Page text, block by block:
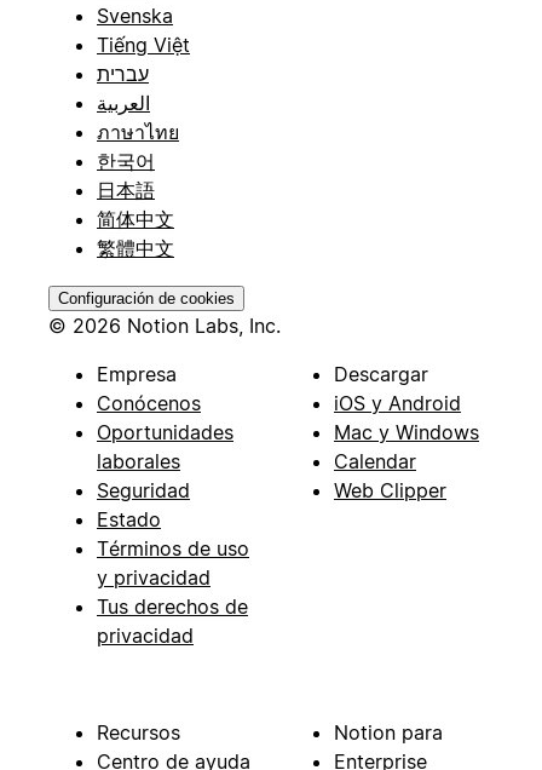
Svenska
Tiếng Việt
עברית
العربية
ภาษาไทย
한국어
日本語
简体中文
繁體中文
Configuración de cookies
© 2026 Notion Labs, Inc.
Empresa
Conócenos
Oportunidades
laborales
Seguridad
Estado
Términos de uso
y privacidad
Tus derechos de
privacidad
Descargar
iOS y Android
Mac y Windows
Calendar
Web Clipper
Recursos
Centro de ayuda
Notion para
Enterprise